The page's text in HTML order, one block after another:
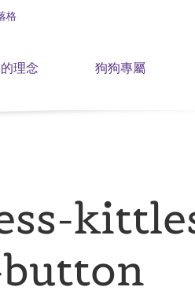
格
理念 狗狗專屬